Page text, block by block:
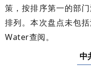
策，按排序第一的部
排列。本次盘点未包
Water查阅。
中